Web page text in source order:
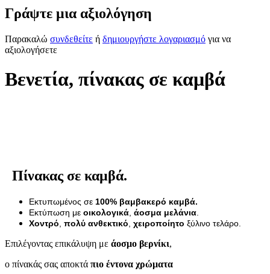
Γράψτε μια αξιολόγηση
Παρακαλώ συνδεθείτε ή δημιουργήστε λογαριασμό για να
αξιολογήσετε
Βενετία, πίνακας σε καμβά
Πίνακας σε καμβά.
Εκτυπωμένος σε 100% βαμβακερό καμβά.
Εκτύπωση με οικολογικά άοσμα μελάνια
Χοντρό πολύ ανθεκτικό χειροποίητο ξύλινο τελάρο.
Επιλέγοντας επικάλυψη με άοσμο βερνίκι,
ο πίνακάς σας αποκτά πιο έντονα χρώματα